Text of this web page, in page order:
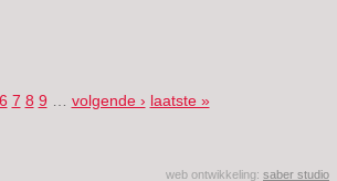
6 7 8 9 … volgende › laatste »
web ontwikkeling: saber studio